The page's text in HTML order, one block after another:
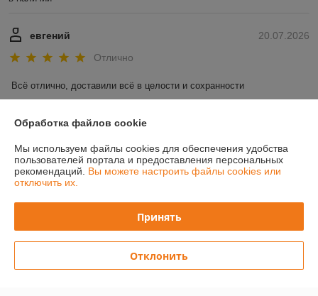
20.07.2026
евгений
Отлично
Всё отлично, доставили всё в целости и сохранности
О нас
Доставка и оплата
Обработка файлов cookie
Мы используем файлы cookies для обеспечения удобства
пользователей портала и предоставления персональных
рекомендаций. Вы можете настроить файлы cookies или
отключить их.
Принять
Отклонить